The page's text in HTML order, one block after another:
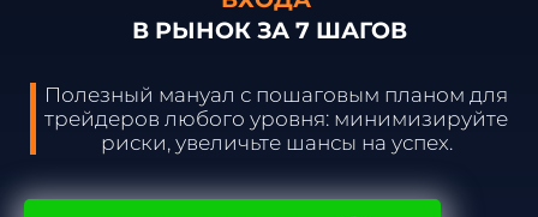
В РЫНОК ЗА 7 ШАГОВ
Полезный мануал с пошаговым планом для
трейдеров любого уровня: минимизируйте
риски, увеличьте шансы на успех.